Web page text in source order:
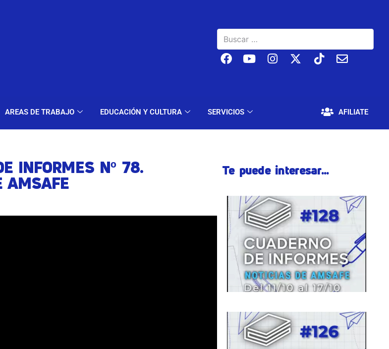
AREAS DE TRABAJO EDUCACIÓN Y CULTURA SERVICIOS AFILIATE
GREMIALES AREAS DE TRABAJO EDUCACIÓN Y CULTURA SERVICIOS
INFORMES Nº 78.
AMSAFE
Te puede interesar...